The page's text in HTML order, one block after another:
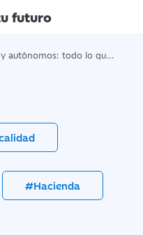
futuro
todo lo que sea deducir gastos, bienvenido sea
#Hacienda